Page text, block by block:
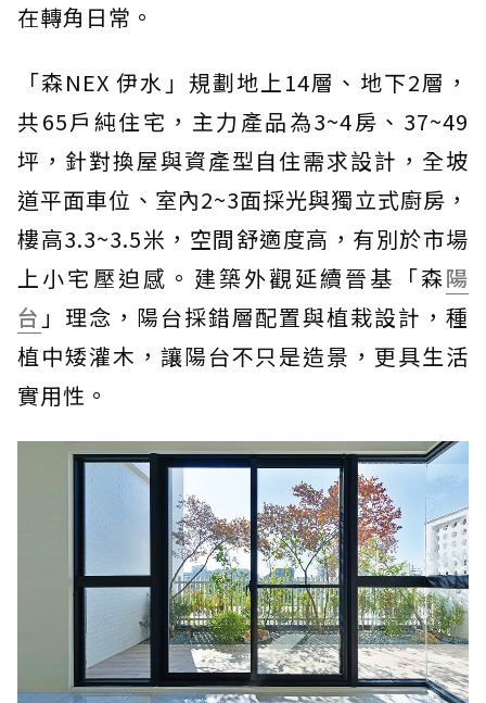
在轉角日常。
「森NEX 伊水」規劃地上14層、地下2層，
共65戶純住宅，主力產品為3~4房、37~49
坪，針對換屋與資產型自住需求設計，全坡
道平面車位、室內2~3面採光與獨立式廚房，
樓高3.3~3.5米，空間舒適度高，有別於市場
上小宅壓迫感。建築外觀延續晉基「森陽
台 」理念，陽台採錯層配置與植栽設計，種
植中矮灌木，讓陽台不只是造景，更具生活
實用性。